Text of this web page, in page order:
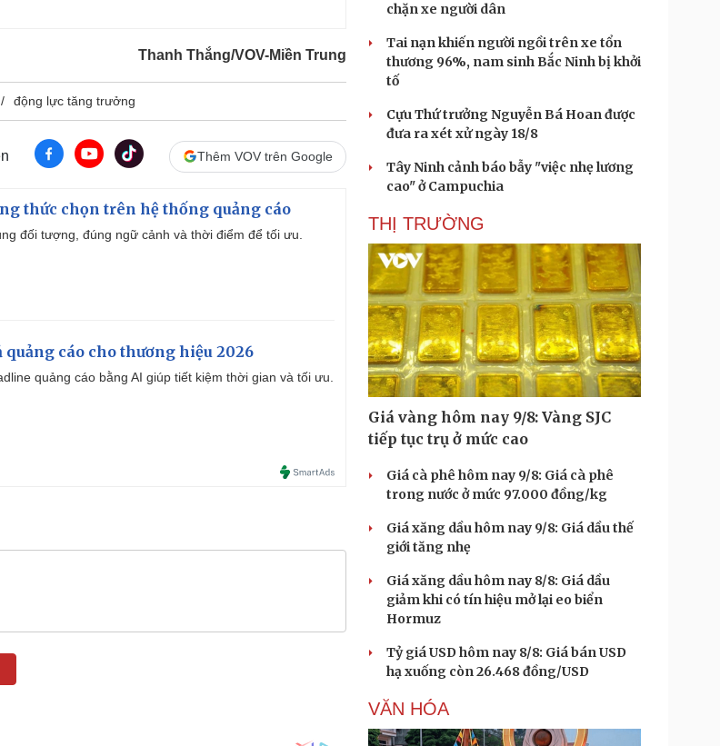
Thanh Thắng/VOV-Miền Trung
động lực tăng trưởng
Thêm VOV trên Google
thức chọn trên hệ thống quảng cáo
đối tượng, đúng ngữ cảnh và thời điểm để tối ưu.
quảng cáo cho thương hiệu 2026
quảng cáo bằng AI giúp tiết kiệm thời gian và tối ưu.
chặn xe người dân
Tai nạn khiến người ngồi trên xe tổn
thương 96%, nam sinh Bắc Ninh bị khởi
tố
Cựu Thứ trưởng Nguyễn Bá Hoan được
đưa ra xét xử ngày 18/8
Tây Ninh cảnh báo bẫy "việc nhẹ lương
cao" ở Campuchia
THỊ TRƯỜNG
Giá vàng hôm nay 9/8: Vàng SJC
tiếp tục trụ ở mức cao
Giá cà phê hôm nay 9/8: Giá cà phê
trong nước ở mức 97.000 đồng/kg
Giá xăng dầu hôm nay 9/8: Giá dầu thế
giới tăng nhẹ
Giá xăng dầu hôm nay 8/8: Giá dầu
giảm khi có tín hiệu mở lại eo biển
Hormuz
Tỷ giá USD hôm nay 8/8: Giá bán USD
hạ xuống còn 26.468 đồng/USD
VĂN HÓA